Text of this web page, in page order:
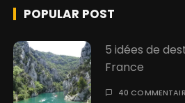
POPULAR POST
5 idées de
France
40